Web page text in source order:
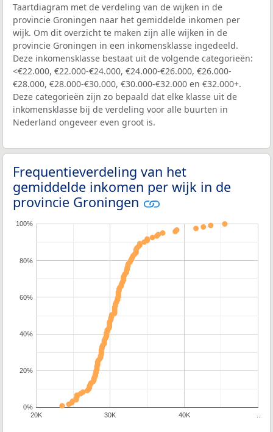
Taartdiagram met de verdeling van de wijken in de
provincie Groningen naar het gemiddelde inkomen per
wijk. Om dit overzicht te maken zijn alle wijken in de
provincie Groningen in een inkomensklasse ingedeeld.
Deze inkomensklasse bestaat uit de volgende categorieën:
<€22.000, €22.000-€24.000, €24.000-€26.000, €26.000-
€28.000, €28.000-€30.000, €30.000-€32.000 en €32.000+.
Deze categorieën zijn zo bepaald dat elke klasse uit de
inkomensklasse bij de verdeling voor alle buurten in
Nederland ongeveer even groot is.
Frequentieverdeling van het
gemiddelde inkomen per wijk in de
provincie Groningen
20K 30K 40K
0%
20%
40%
60%
80%
100%